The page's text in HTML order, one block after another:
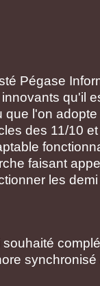
Pégase
innovants qu'il
que l'on
des 11/10
faisant
les
souhaité